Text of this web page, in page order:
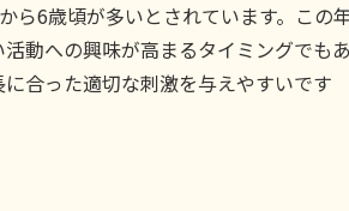
ら6歳頃が多いとされています。この
動への興味が高まるタイミングでも
合った適切な刺激を与えやすいです